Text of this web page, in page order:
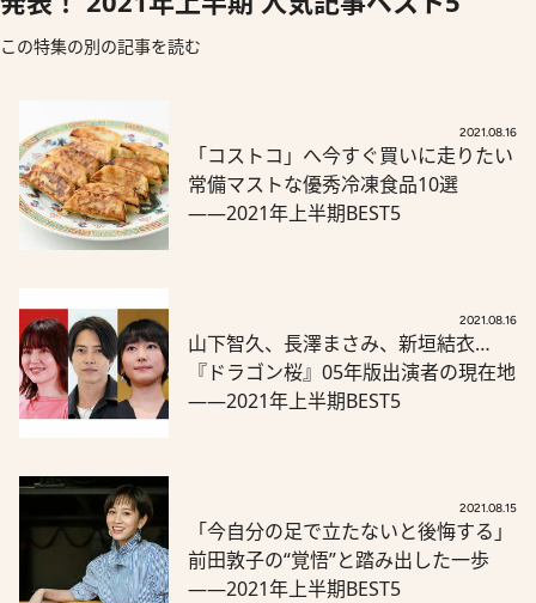
この特集の別の記事を読む
2021.08.16
「コストコ」へ今すぐ買いに走りたい
常備マストな優秀冷凍食品10選
――2021年上半期BEST5
2021.08.16
山下智久、長澤まさみ、新垣結衣…
『ドラゴン桜』05年版出演者の現在地
――2021年上半期BEST5
2021.08.15
「今自分の足で立たないと後悔する」
前田敦子の“覚悟”と踏み出した一歩
――2021年上半期BEST5